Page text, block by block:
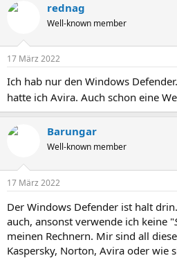
rednag
Well-known member
17 März 2022
Ich hab nur den Windows
hatte ich Avira. Auch schon eine
Barungar
Well-known member
17 März 2022
Der Windows Defender ist halt drin.
auch, ansonst verwende ich keine "
meinen Rechnern. Mir sind all
Kaspersky, Norton, Avira oder wie